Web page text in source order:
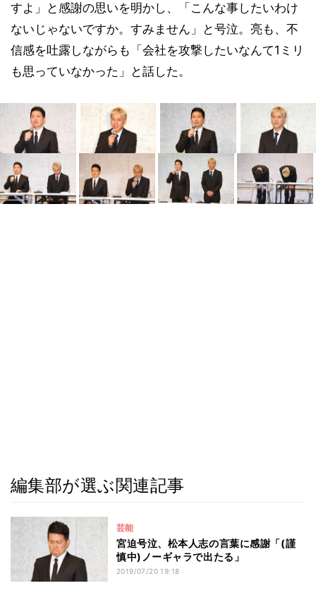
すよ」と感謝の思いを明かし、「こんな事したいわけ
ないじゃないですか。すみません」と号泣。亮も、不
信感を吐露しながらも「会社を攻撃したいなんて1ミリ
も思っていなかった」と話した。
編集部が選ぶ関連記事
芸能
宮迫号泣、松本人志の言葉に感謝「(謹
慎中)ノーギャラで出たる」
2019/07/20 19:18